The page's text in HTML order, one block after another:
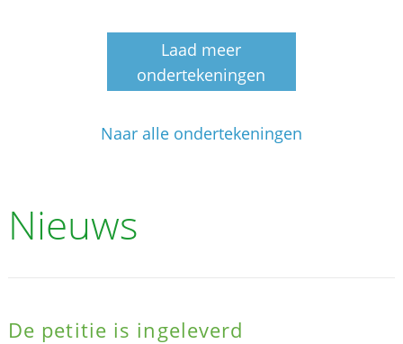
Laad meer
ondertekeningen
Naar alle ondertekeningen
Nieuws
De petitie is ingeleverd